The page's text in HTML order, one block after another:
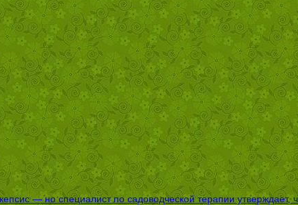
— но специалист по садоводческой терапии утверждает,